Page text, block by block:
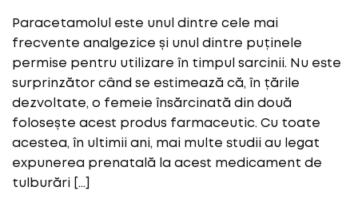
Paracetamolul este unul dintre cele mai
frecvente analgezice și unul dintre puținele
permise pentru utilizare în timpul sarcinii. Nu este
surprinzător când se estimează că, în țările
dezvoltate, o femeie însărcinată din două
folosește acest produs farmaceutic. Cu toate
acestea, în ultimii ani, mai multe studii au legat
expunerea prenatală la acest medicament de
tulburări […]